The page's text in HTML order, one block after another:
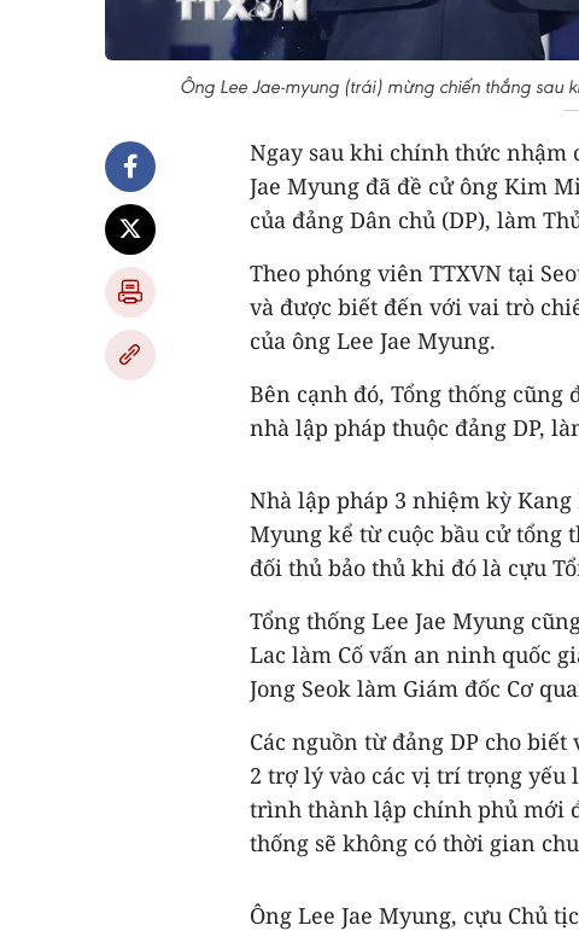
Ông Lee Jae-myung (trái) mừng chiến thắng sau
Ngay sau khi chính thức nhậm
Jae Myung đã đề cử ông Kim
của đảng Dân chủ (DP), làm
Theo phóng viên TTXVN tại
và được biết đến với vai trò
của ông Lee Jae Myung.
Bên cạnh đó, Tổng thống
nhà lập pháp thuộc đảng DP,
Nhà lập pháp 3 nhiệm kỳ Kang
Myung kể từ cuộc bầu cử tổng
đối thủ bảo thủ khi đó là cựu
Tổng thống Lee Jae Myung
Lac làm Cố vấn an ninh quốc
Jong Seok làm Giám đốc Cơ
Các nguồn từ đảng DP cho
2 trợ lý vào các vị trí trọng yếu
trình thành lập chính phủ mới
thống sẽ không có thời gian
Ông Lee Jae Myung, cựu Chủ